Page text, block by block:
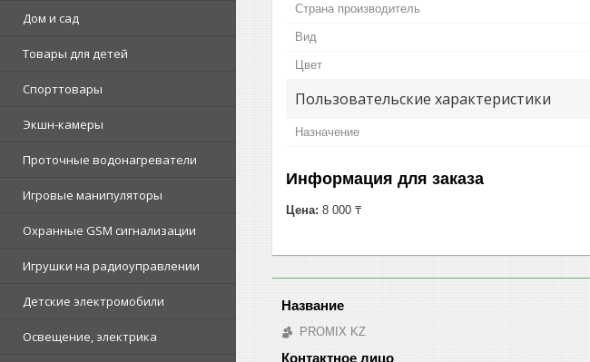
Дом и сад
Товары для детей
Спорттовары
Экшн-камеры
Проточные водонагреватели
Игровые манипуляторы
Охранные GSM сигнализации
Игрушки на радиоуправлении
Детские электромобили
Освещение, электрика
Страна производитель
Вид
Цвет
Пользовательские характеристики
Назначение
Информация для заказа
Цена: 8 000 ₸
PROMIX KZ